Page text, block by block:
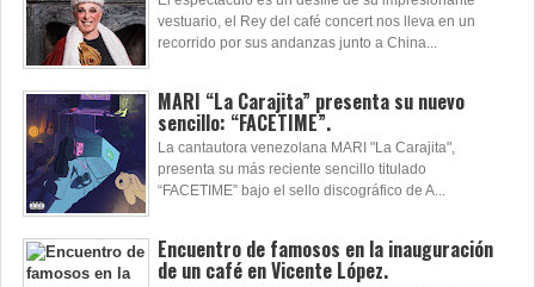
vestuario, el Rey del café concert nos lleva en un
recorrido por sus andanzas junto a China...
MARI “La Carajita” presenta su nuevo
sencillo: “FACETIME”.
La cantautora venezolana MARI "La Carajita",
presenta su más reciente sencillo titulado
“FACETIME” bajo el sello discográfico de A...
Encuentro de famosos en la inauguración
de un café en Vicente López.